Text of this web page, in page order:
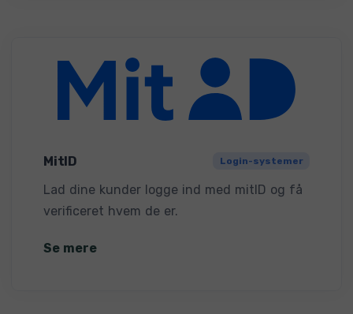
MitID Login-systemer
Lad dine kunder logge ind med mitID og få
verificeret hvem de er.
Se mere